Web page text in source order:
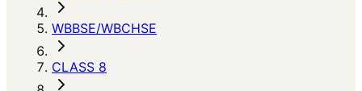
WBBSE/WBCHSE
CLASS 8